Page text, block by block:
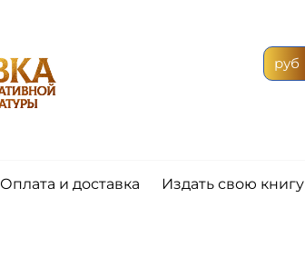
Оплата и доставка Издать свою книгу